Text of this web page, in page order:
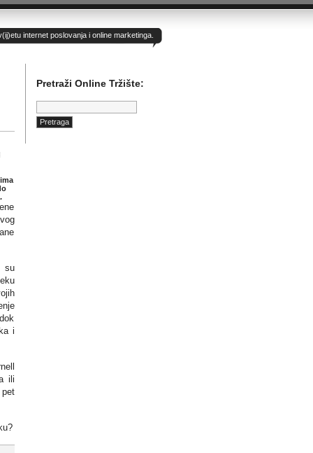
internet poslovanja i online marketinga.
su
i
ili
Pretraži Online Tržište:
Pretraga: